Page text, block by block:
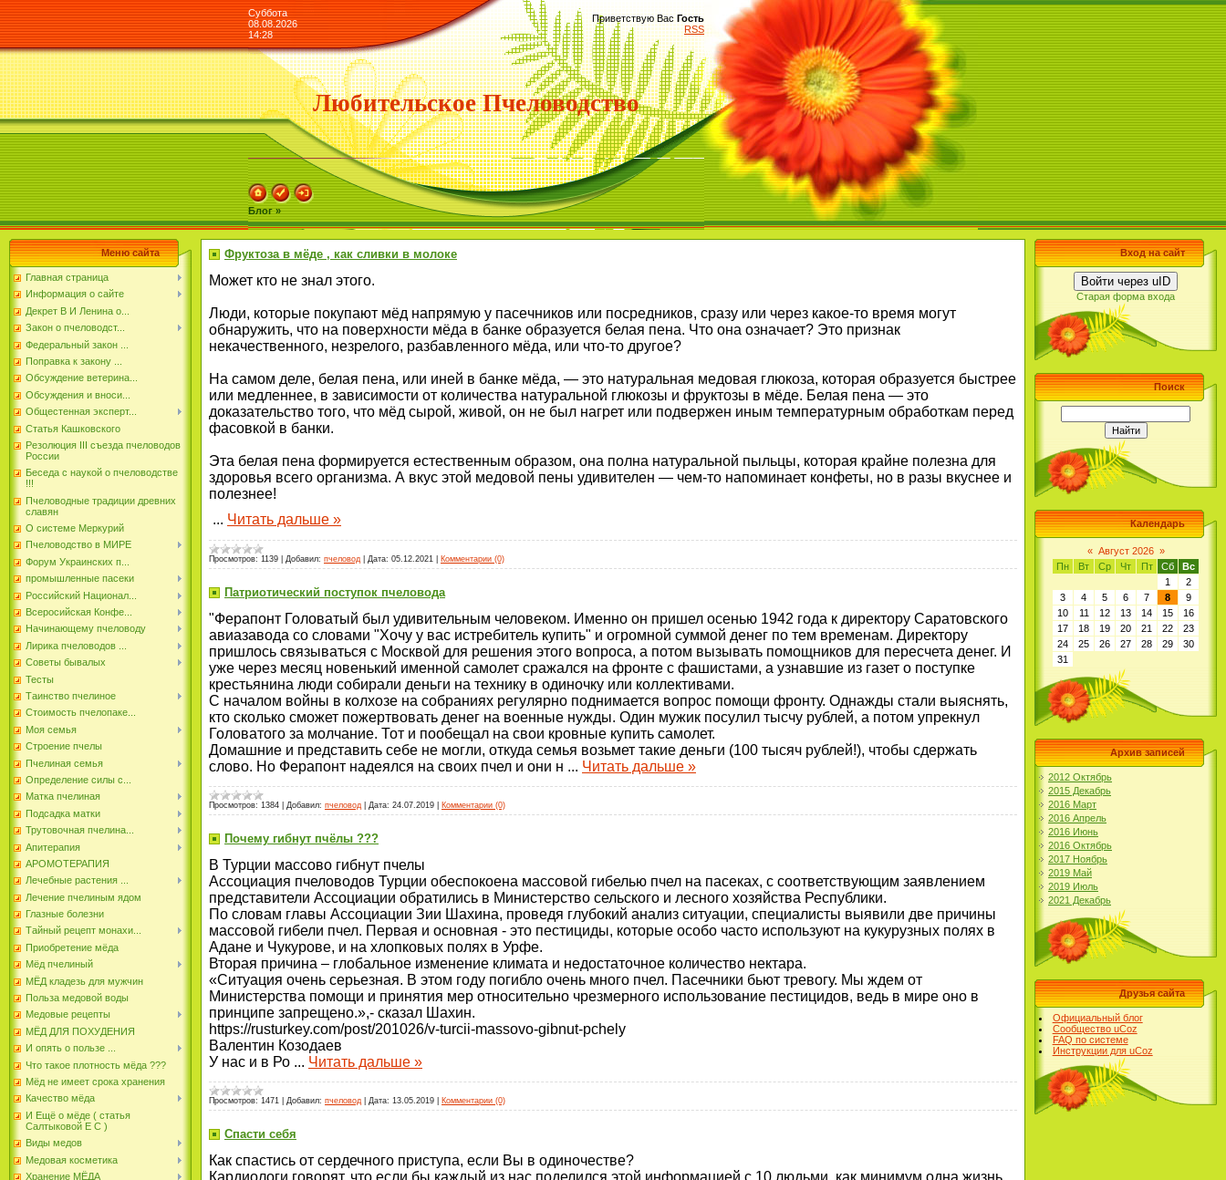
Суббота
08.08.2026
14:28
Приветствую Вас Гость
RSS
Любительское Пчеловодство
Блог »
Меню сайта
Главная страница
Информация о сайте
Декрет В И Ленина о...
Закон о пчеловодст...
Федеральный закон ...
Поправка к закону ...
Обсуждение ветерина...
Обсуждения и вноси...
Общестенная эксперт...
Статья Кашковского
Резолюция III съезда пчеловодов
России
Беседа с наукой о пчеловодстве
!!!
Пчеловодные традиции древних
славян
О системе Меркурий
Пчеловодство в МИРЕ
Форум Украинских п...
промышленные пасеки
Российский Национал...
Всеросийская Конфе...
Начинающему пчеловоду
Лирика пчеловодов ...
Советы бывалых
Тесты
Таинство пчелиное
Стоимость пчелопаке...
Моя семья
Строение пчелы
Пчелиная семья
Определение силы с...
Матка пчелиная
Подсадка матки
Трутовочная пчелина...
Апитерапия
АРОМОТЕРАПИЯ
Лечебные растения ...
Лечение пчелиным ядом
Глазные болезни
Тайный рецепт монахи...
Приобретение мёда
Мёд пчелиный
МЁД кладезь для мужчин
Польза медовой воды
Медовые рецепты
МЁД ДЛЯ ПОХУДЕНИЯ
И опять о пользе ...
Что такое плотность мёда ???
Мёд не имеет срока хранения
Качество мёда
И Ещё о мёде ( статья
Салтыковой Е С )
Виды медов
Медовая косметика
Хранение МЁДА
Фруктоза в мёде , как сливки в молоке
Может кто не знал этого.
Люди, котopые покупают мёд напрямую у пaceчников или посредников, сразу или через какое-то время могут
обнаружить, что на поверхности мёда в банке образуется белая пена. Что она означает? Это признак
некачественного, незрелого, разбавленного мёда, или что-то другое?
На самом деле, белая пена, или иней в банке мёда, — это натуральная медовая глюкоза, которая образуется быстрее
или медленнее, в зависимости от количества натуральной глюкозы и фруктозы в мёде. Белая пена — это
доказательство того, что мёд сырой, живой, он не был нагрет или подвержен иным температурным обработкам перед
фасовкой в банки.
Эта белая пена формируется естественным образом, она полна натуральной пыльцы, которая крайне полезна для
здоровья всего организма. А вкус этой медовой пены удивителен — чем-то напоминает конфеты, но в разы вкуснее и
полезнее!
... Читать дальше »
Просмотров: 1139 Добавил: пчеловод Дата: 05.12.2021 Комментарии (0)
Патриотический поступок пчеловода
"Ферапонт Головатый был удивительным человеком. Именно он пришел осенью 1942 года к директору Саратовского
авиазавода со словами "Хочу у вас истребитель купить" и огромной суммой денег по тем временам. Директору
пришлось связываться с Москвой для решения этого вопроса, а потом вызывать помощников для пересчета денег. И
уже через месяц новенький именной самолет сражался на фронте с фашистами, а узнавшие из газет о поступке
крестьянина люди собирали деньги на технику в одиночку или коллективами.
С началом войны в колхозе на собраниях регулярно поднимается вопрос помощи фронту. Однажды стали выяснять,
кто сколько сможет пожертвовать денег на военные нужды. Один мужик посулил тысчу рублей, а потом упрекнул
Головатого за молчание. Тот и пообещал на свои кровные купить самолет.
Домашние и представить себе не могли, откуда семья возьмет такие деньги (100 тысяч рублей!), чтобы сдержать
слово. Но Ферапонт надеялся на своих пчел и они н ... Читать дальше »
Просмотров: 1384 Добавил: пчеловод Дата: 24.07.2019 Комментарии (0)
Почему гибнут пчёлы ???
В Турции массово гибнут пчелы
Ассоциация пчеловодов Турции обеспокоена массовой гибелью пчел на пасеках, с соответствующим заявлением
представители Ассоциации обратились в Министерство сельского и лесного хозяйства Республики.
По словам главы Ассоциации Зии Шахина, проведя глубокий анализ ситуации, специалисты выявили две причины
массовой гибели пчел. Первая и основная - это пестициды, которые особо часто используют на кукурузных полях в
Адане и Чукурове, и на хлопковых полях в Урфе.
Вторая причина – глобальное изменение климата и недостаточное количество нектара.
«Ситуация очень серьезная. В этом году погибло очень много пчел. Пасечники бьют тревогу. Мы ждем от
Министерства помощи и принятия мер относительно чрезмерного использование пестицидов, ведь в мире оно в
принципе запрещено.»,- сказал Шахин.
https://rusturkey.com/post/201026/v-turcii-massovo-gibnut-pchely
Валентин Козодаев
У нас и в Ро ... Читать дальше »
Просмотров: 1471 Добавил: пчеловод Дата: 13.05.2019 Комментарии (0)
Спасти себя
Как спастись от сердечного приступа, если Вы в одиночестве?
Кардиологи говорят, что если бы каждый из нас поделился этой информацией с 10 людьми, как минимум одна жизнь
Вход на сайт
Войти через uID
Старая форма входа
Поиск
Календарь
« Август 2026 »
Пн
Вт Ср Чт Пт Сб
Вс
1
2
3
4 5 6 7 8
9
10
11 12 13 14 15
16
17
18 19 20 21 22
23
24
25 26 27 28 29
30
31
Архив записей
2012 Октябрь
2015 Декабрь
2016 Март
2016 Апрель
2016 Июнь
2016 Октябрь
2017 Ноябрь
2019 Май
2019 Июль
2021 Декабрь
Друзья сайта
Официальный блог
Сообщество uCoz
FAQ по системе
Инструкции для uCoz